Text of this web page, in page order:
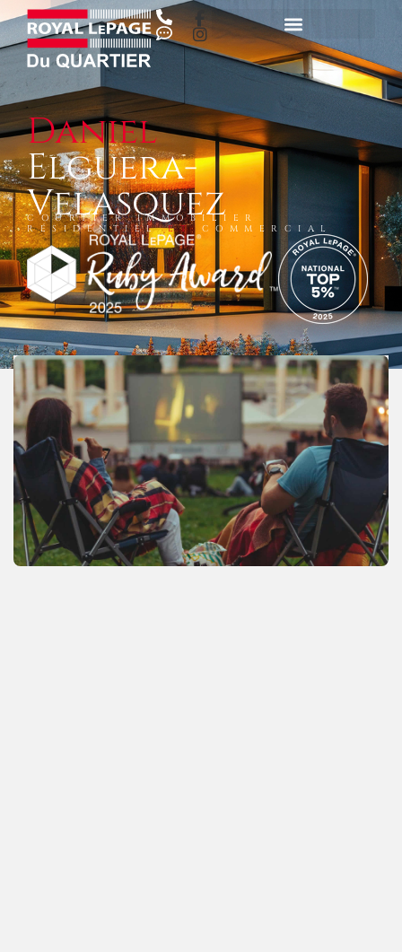
Daniel
Elguera-
Velasquez
COURTIER IMMOBILIER
RÉSIDENTIELETCOMMERCIAL